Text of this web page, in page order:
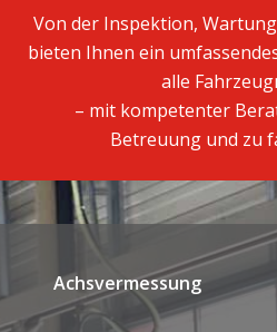
Von der Inspektion,
bieten Ihnen ein
alle
– mit kompetenter
Betreuung und zu
Achsvermessung